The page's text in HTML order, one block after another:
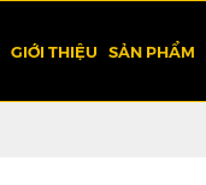
GIỚI THIỆU SẢN PHẨM